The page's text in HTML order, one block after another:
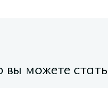
вы можете стать